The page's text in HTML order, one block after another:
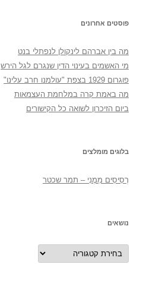
פוסטים אחרונים
מה בין אברהם לינקולן לנפתלי בנט
מי האשמים בעינוי הדין שנגרם לגל הירש
פוגרום 1929 בצפת "עולמנו חרב עלינו"
מה באמת קרה במלחמת העצמאות
ביום הזיכרון לשואה כל הקישורים
בלוגים מומלצים
רְסִיסִים מִמֶנִי – תמר שכטר
נושאים
נושאים